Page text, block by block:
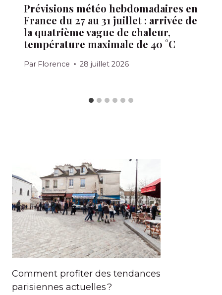
Prévisions météo hebdomadaires en
France du 27 au 31 juillet : arrivée de
la quatrième vague de chaleur,
température maximale de 40 °C
Par Florence 28 juillet 2026
Comment profiter des tendances
parisiennes actuelles ?